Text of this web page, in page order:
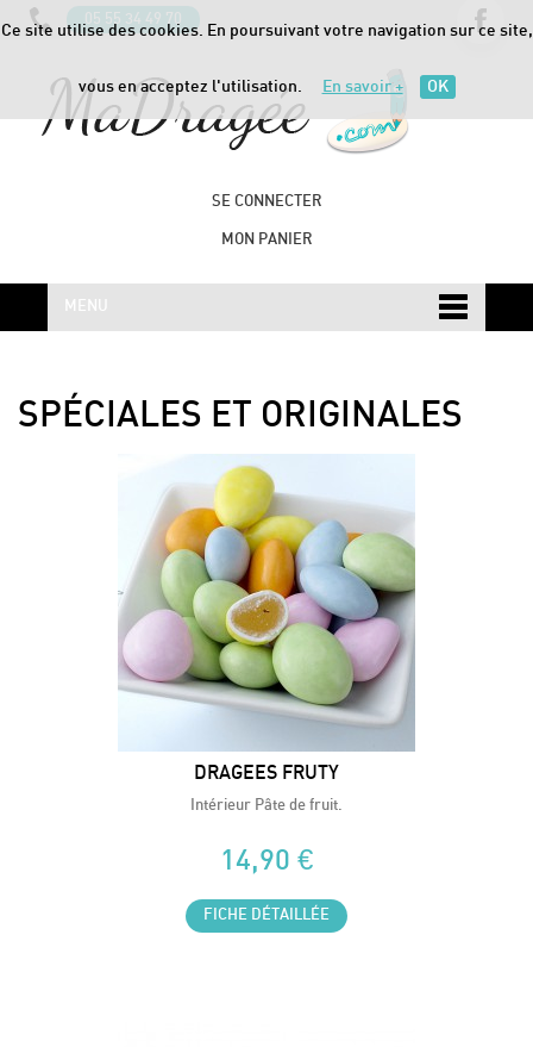
Ce site utilise des cookies. En poursuivant votre navigation sur ce site,
vous en acceptez l'utilisation. En savoir + OK
05 55 34 49 70
SE CONNECTER
MON PANIER
MENU
SPÉCIALES ET ORIGINALES
DRAGEES FRUTY
Intérieur Pâte de fruit.
14,90 €
FICHE DÉTAILLÉE